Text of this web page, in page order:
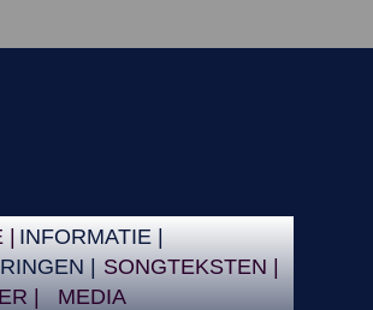
|
SONGTEKSTEN |
MEDIA
INFORMATIE |
|